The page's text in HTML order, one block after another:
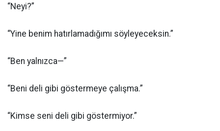
“Neyi?”
“Yine benim hatırlamadığımı söyleyeceksin.”
“Ben yalnızca—”
“Beni deli gibi göstermeye çalışma.”
“Kimse seni deli gibi göstermiyor.”